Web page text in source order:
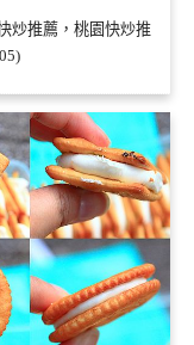
炒推薦，桃園快炒推